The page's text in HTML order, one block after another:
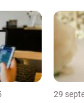
29